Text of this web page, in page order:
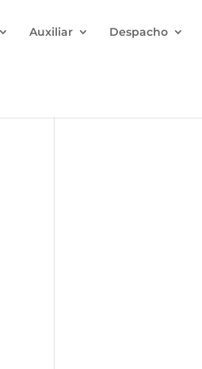
Auxiliar Despacho